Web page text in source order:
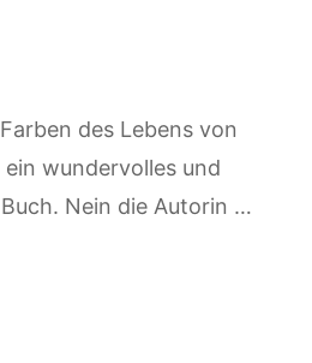
des Lebens von
wundervolles und
Nein die Autorin …